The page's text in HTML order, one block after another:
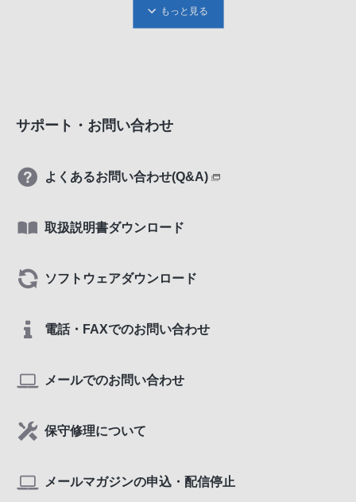
もっと見る
サポート・お問い合わせ
よくあるお問い合わせ(Q&A)
取扱説明書ダウンロード
ソフトウェアダウンロード
電話・FAXでのお問い合わせ
メールでのお問い合わせ
保守修理について
メールマガジンの申込・配信停止